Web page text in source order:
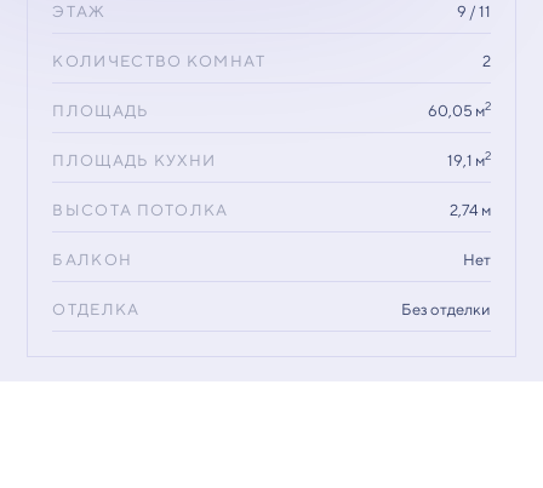
ЭТАЖ 9 / 11
КОЛИЧЕСТВО КОМНАТ 2
ПЛОЩАДЬ 60,05 м2
ПЛОЩАДЬ КУХНИ 19,1 м2
ВЫСОТА ПОТОЛКА 2,74 м
БАЛКОН Нет
ОТДЕЛКА Без отделки